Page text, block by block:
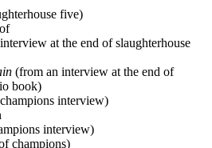
five)
at the end of slaughterhouse
(from an interview at the end of
book)
interview)
interview)
champions)